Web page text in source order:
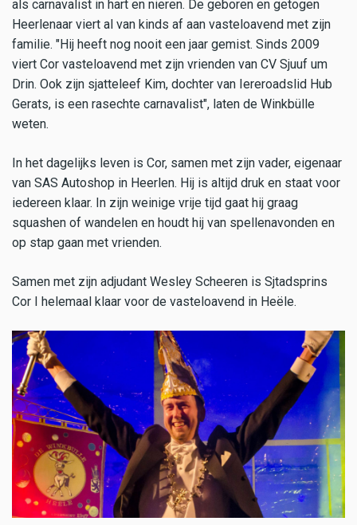
als carnavalist in hart en nieren. De geboren en getogen
Heerlenaar viert al van kinds af aan vasteloavend met zijn
familie. "Hij heeft nog nooit een jaar gemist. Sinds 2009
viert Cor vasteloavend met zijn vrienden van CV Sjuuf um
Drin. Ook zijn sjatteleef Kim, dochter van Iereroadslid Hub
Gerats, is een rasechte carnavalist", laten de Winkbülle
weten.
In het dagelijks leven is Cor, samen met zijn vader, eigenaar
van SAS Autoshop in Heerlen. Hij is altijd druk en staat voor
iedereen klaar. In zijn weinige vrije tijd gaat hij graag
squashen of wandelen en houdt hij van spellenavonden en
op stap gaan met vrienden.
Samen met zijn adjudant Wesley Scheeren is Sjtadsprins
Cor I helemaal klaar voor de vasteloavend in Heële.